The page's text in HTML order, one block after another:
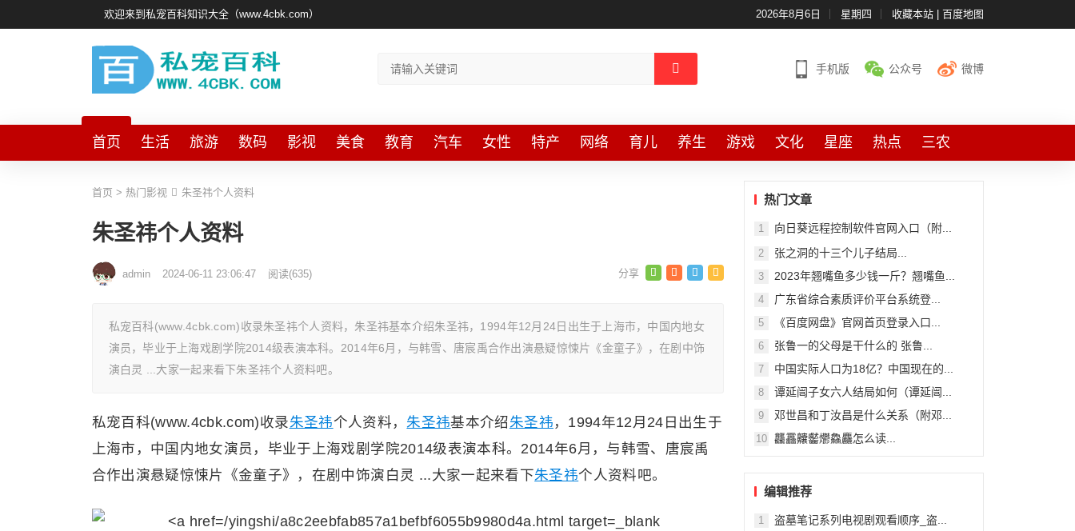
欢迎来到私宠百科知识大全（www.4cbk.com） 2026年8月6日 星期四 收藏本站| 百度地图
手机版 公众号 微博
首页 生活 旅游 数码 影视 美食 教育 汽车 女性 特产 网络 育儿 养生 游戏 文化 星座 热点 三农
首页 > 热门影视 朱圣祎个人资料
朱圣祎个人资料
admin 2024-06-11 23:06:47 阅读(635)
私宠百科(www.4cbk.com)收录朱圣祎个人资料，朱圣祎基本介绍朱圣祎，1994年12月24日出生于上海市，中国内地女
演员，毕业于上海戏剧学院2014级表演本科。2014年6月，与韩雪、唐宸禹合作出演悬疑惊悚片《金童子》，在剧中饰
演白灵 ...大家一起来看下朱圣祎个人资料吧。
私宠百科(www.4cbk.com)收录朱圣祎个人资料，朱圣祎基本介绍朱圣祎 ，1994年12月24日出生于
上海市，中国内地女演员，毕业于上海戏剧学院2014级表演本科。2014年6月，与韩雪、唐宸禹
合作出演悬疑惊悚片《金童子》，在剧中饰演白灵 ...大家一起来看下朱圣祎个人资料吧。
热门文章
1 向日葵远程控制软件官网入口（附...
2 张之洞的十三个儿子结局...
3 2023年翘嘴鱼多少钱一斤？翘嘴鱼...
4 广东省综合素质评价平台系统登...
5 《百度网盘》官网首页登录入口...
6 张鲁一的父母是干什么的 张鲁...
7 中国实际人口为18亿？中国现在的...
8 谭延闿子女六人结局如何（谭延闿...
9 邓世昌和丁汝昌是什么关系（附邓...
10 龘靐齉齾爩鱻麤怎么读...
编辑推荐
1 盗墓笔记系列电视剧观看顺序_盗...